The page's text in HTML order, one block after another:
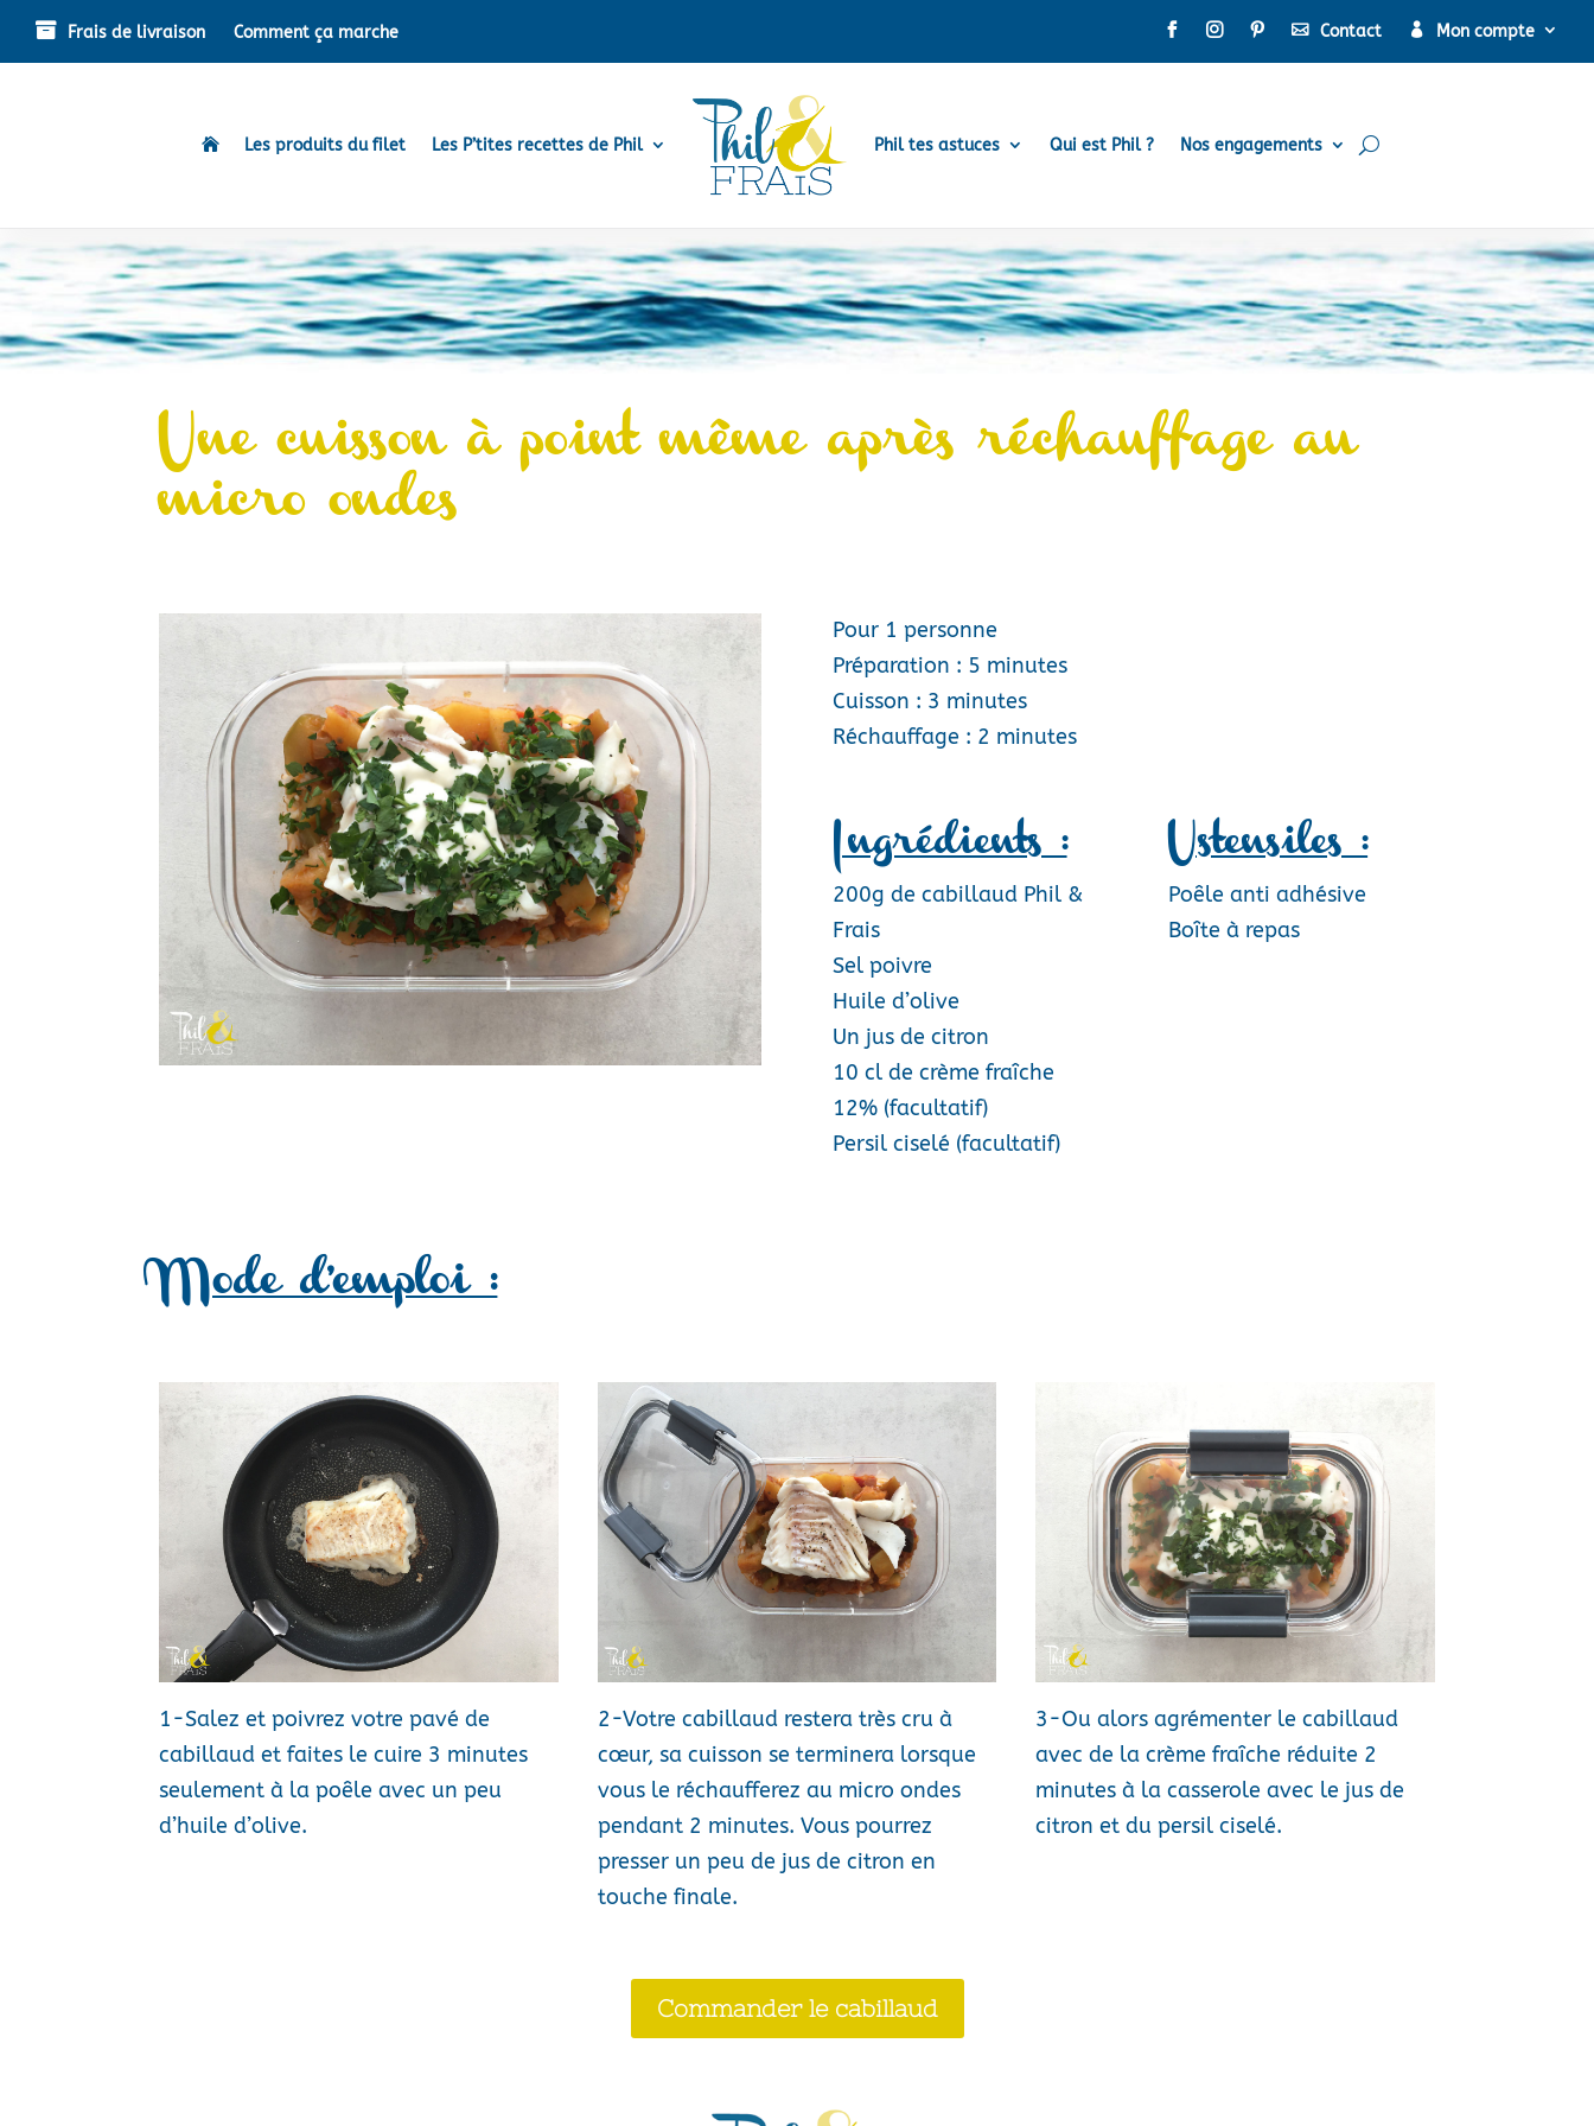
Frais de livraison Comment ça marche    Contact Mon compte
 Les produits du filet Les P’tites recettes de Phil Phil tes astuces Qui est Phil ? Nos engagements
Une cuisson à point même après réchauffage au
micro ondes
Pour 1 personne
Préparation : 5 minutes
Cuisson : 3 minutes
Réchauffage : 2 minutes
Ingrédients :
200g de cabillaud Phil &
Frais
Sel poivre
Huile d’olive
Un jus de citron
10 cl de crème fraîche
12% (facultatif)
Persil ciselé (facultatif)
Ustensiles :
Poêle anti adhésive
Boîte à repas
Mode d’emploi :
1-Salez et poivrez votre pavé de
cabillaud et faites le cuire 3 minutes
seulement à la poêle avec un peu
d’huile d’olive.
2-Votre cabillaud restera très cru à
cœur, sa cuisson se terminera lorsque
vous le réchaufferez au micro ondes
pendant 2 minutes. Vous pourrez
presser un peu de jus de citron en
touche finale.
3-Ou alors agrémenter le cabillaud
avec de la crème fraîche réduite 2
minutes à la casserole avec le jus de
citron et du persil ciselé.
Commander le cabillaud